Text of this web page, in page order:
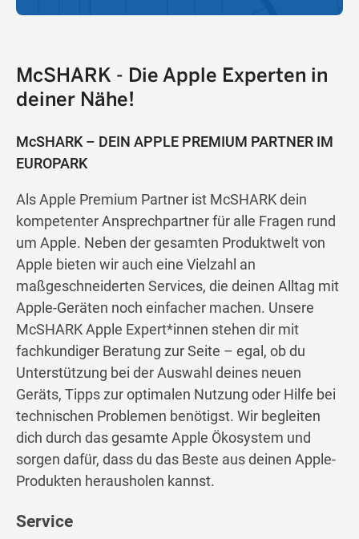
McSHARK - Die Apple Experten in
deiner Nähe!
McSHARK – DEIN APPLE PREMIUM PARTNER IM
EUROPARK
Als Apple Premium Partner ist McSHARK dein
kompetenter Ansprechpartner für alle Fragen rund
um Apple. Neben der gesamten Produktwelt von
Apple bieten wir auch eine Vielzahl an
maßgeschneiderten Services, die deinen Alltag mit
Apple-Geräten noch einfacher machen. Unsere
McSHARK Apple Expert*innen stehen dir mit
fachkundiger Beratung zur Seite – egal, ob du
Unterstützung bei der Auswahl deines neuen
Geräts, Tipps zur optimalen Nutzung oder Hilfe bei
technischen Problemen benötigst. Wir begleiten
dich durch das gesamte Apple Ökosystem und
sorgen dafür, dass du das Beste aus deinen Apple-
Produkten herausholen kannst.
Service